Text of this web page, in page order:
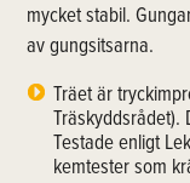
mycket stabil.
av gungsitsarna.
Träet är
Träskyddsrådet).
Testade enligt
kemtester som